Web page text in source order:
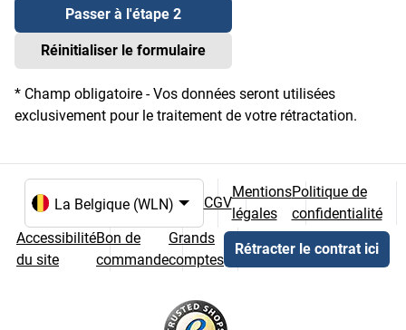
Passer à l'étape 2
Réinitialiser le formulaire
* Champ obligatoire - Vos données seront utilisées
exclusivement pour le traitement de votre rétractation.
Choix de la langue et du pays
CGV
Mentions
légales
Politique de
confidentialité
Accessibilité
du site
Bon de
commande
Grands
comptes
Rétracter le contrat ici